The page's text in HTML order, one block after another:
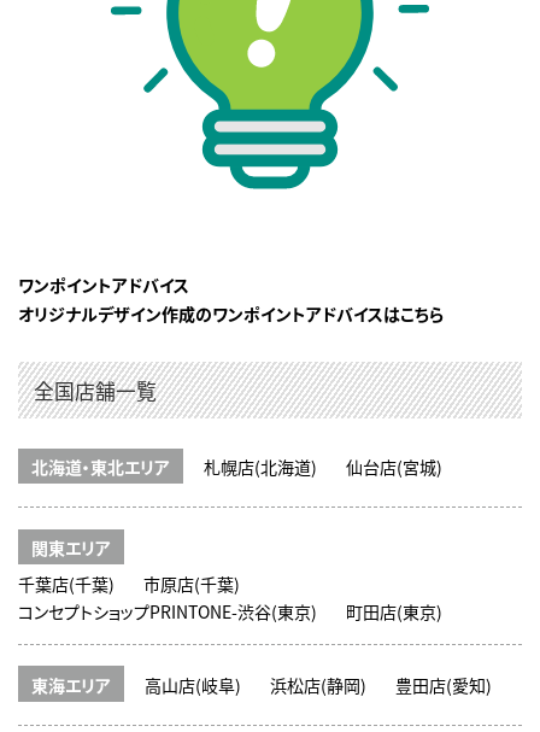
ワンポイントアドバイス
オリジナルデザイン作成のワンポイントアドバイスはこちら
全国店舗一覧
北海道・東北エリア 札幌店(北海道) 仙台店(宮城)
関東エリア
千葉店(千葉)
市原店(千葉)
コンセプトショップPRINTONE-渋谷(東京)
町田店(東京)
東海エリア 高山店(岐阜) 浜松店(静岡) 豊田店(愛知)